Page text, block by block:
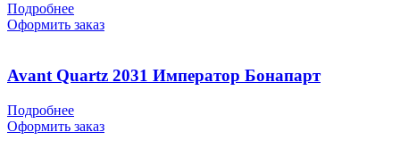
Подробнее
Оформить заказ
Avant Quartz 2031 Император Бонапарт
Подробнее
Оформить заказ